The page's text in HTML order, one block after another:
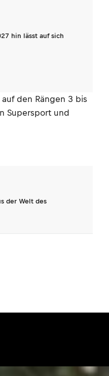
hin lässt auf sich
den Rängen 3 bis
Supersport und
der Welt des